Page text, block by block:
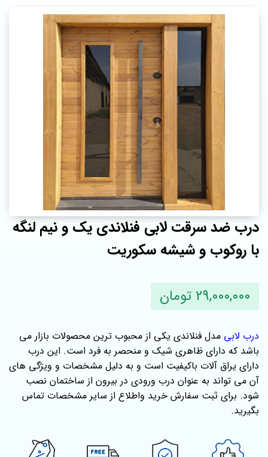
درب ضد سرقت لابی فنلاندی یک و نیم لنگه
با روکوب و شیشه سکوریت
29,000,000 تومان
درب لابی مدل فنلاندی یکی از محبوب ترین محصولات بازار می
باشد که دارای ظاهری شیک و منحصر به فرد است. این درب
دارای یراق آلات باکیفیت است و به دلیل مشخصات و ویژگی های
آن می تواند به عنوان درب ورودی در بیرون از ساختمان نصب
شود. برای ثبت سفارش خرید واطلاع از سایر مشخصات تماس
بگیرید.